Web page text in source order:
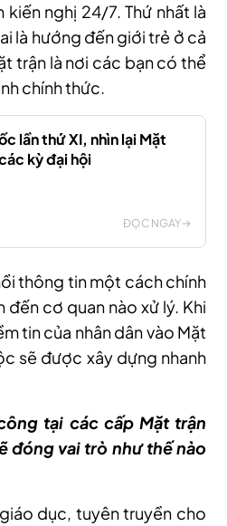
nghị 24/7. Thứ nhất là
là hướng đến giới trẻ ở cả
trận là nơi các bạn có thể
chính thức.
lần thứ XI, nhìn lại Mặt
kỳ đại hội
ĐỌC NGAY
thông tin một cách chính
cơ quan nào xử lý. Khi
tin của nhân dân vào Mặt
sẽ được xây dựng nhanh
tại các cấp Mặt trận
đóng vai trò như thế nào
dục, tuyên truyền cho